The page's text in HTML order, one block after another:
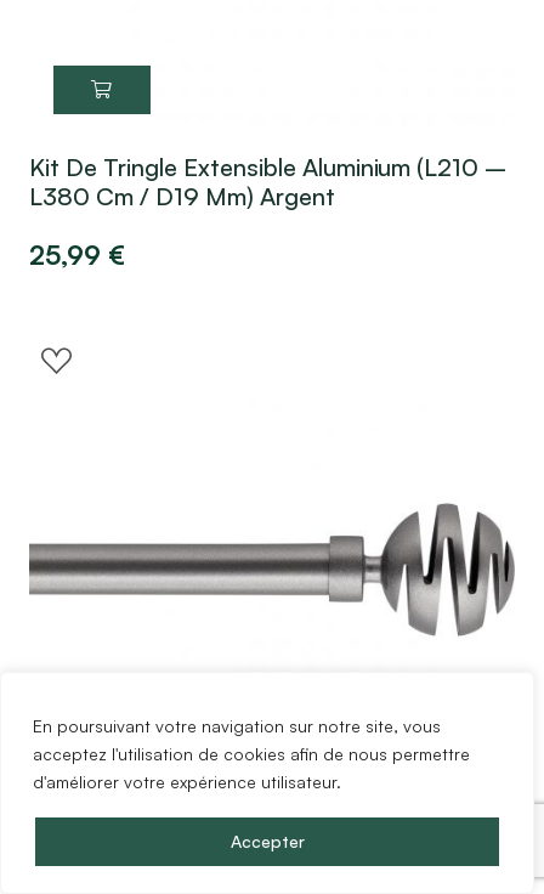
En poursuivant votre navigation sur notre site, vous
acceptez l'utilisation de cookies afin de nous permettre
d'améliorer votre expérience utilisateur.
Accepter
Kit De Tringle Extensible Aluminium (L210 –
L380 Cm / D19 Mm) Argent
25,99 €
Kit De Tringle Extensible Aluminium (L210 –